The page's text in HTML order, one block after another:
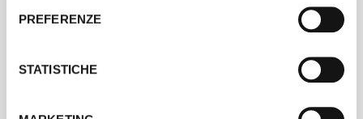
PREFERENZE
STATISTICHE